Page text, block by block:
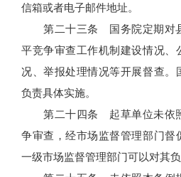
信箱或者电子邮件地址。
第二十三条 国务院定期对县
平竞争审查工作机制建设情况、
况、举报处理情况等开展督查。
负责具体实施。
第二十四条 起草单位未依照
争审查，经市场监督管理部门督
一级市场监督管理部门可以对其负